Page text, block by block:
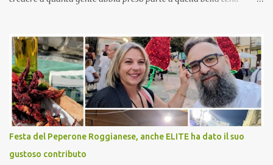
pranzo, racconta un po'! Perchè io avrò ospiti e cerco degli spunti...
Cuocapercaso : A dire il vero domenica prossima non preparo
nulla perché vado al Pranzo Aziendale di fine anno organizzato dai
mie capi! CoCo : Pranzo aziendale? Una bella idea! Cuocapercaso :
si, è un modo per riunirsi tutti a fine anno e tirare le somme…
naturalmente mangiando tutti insieme, con grande convivialità!
CoCo : è naturale il cibo, come sappiamo bene, funziona spesso da
collante e anche nel lavoro riesce a creare spesso l’ambiente
favorevole per molte belle opportunità, non trovi? Cuocapercaso :
Festa del Peperone Roggianese, anche ELITE ha dato il suo
gustoso contributo